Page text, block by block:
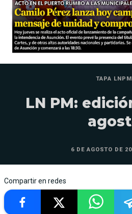
TAPA LNPM
LN PM:
6 DE AGOSTO DE
Compartir en redes